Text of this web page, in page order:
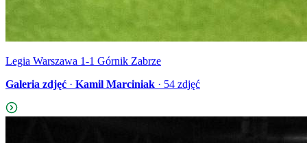
Legia Warszawa 1-1 Górnik Zabrze
Galeria zdjęć · Kamil Marciniak · 54 zdjęć